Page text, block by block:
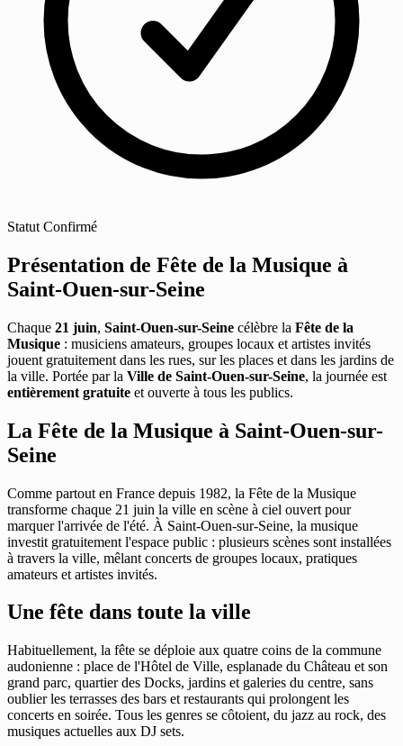
Statut Confirmé
Présentation de Fête de la Musique à
Saint-Ouen-sur-Seine
Chaque 21 juin, Saint-Ouen-sur-Seine célèbre la Fête de la
Musique : musiciens amateurs, groupes locaux et artistes invités
jouent gratuitement dans les rues, sur les places et dans les jardins de
la ville. Portée par la Ville de Saint-Ouen-sur-Seine, la journée est
entièrement gratuite et ouverte à tous les publics.
La Fête de la Musique à Saint-Ouen-sur-
Seine
Comme partout en France depuis 1982, la Fête de la Musique
transforme chaque 21 juin la ville en scène à ciel ouvert pour
marquer l'arrivée de l'été. À Saint-Ouen-sur-Seine, la musique
investit gratuitement l'espace public : plusieurs scènes sont installées
à travers la ville, mêlant concerts de groupes locaux, pratiques
amateurs et artistes invités.
Une fête dans toute la ville
Habituellement, la fête se déploie aux quatre coins de la commune
audonienne : place de l'Hôtel de Ville, esplanade du Château et son
grand parc, quartier des Docks, jardins et galeries du centre, sans
oublier les terrasses des bars et restaurants qui prolongent les
concerts en soirée. Tous les genres se côtoient, du jazz au rock, des
musiques actuelles aux DJ sets.